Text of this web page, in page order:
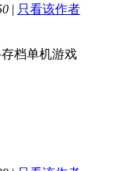
| 只看该作者
档单机游戏